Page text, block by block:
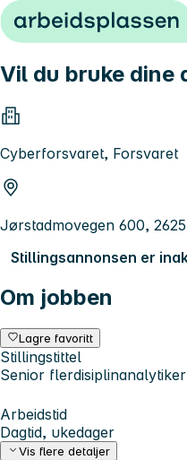
Hopp til innhold
Vil du bruke dine
Cyberforsvaret, Forsvaret
Jørstadmovegen 600,
Stillingsannonsen er
Om jobben
Lagre favoritt
Stillingstittel
Senior flerdisiplinanalytiker
Arbeidstid
Dagtid, ukedager
Vis flere detaljer